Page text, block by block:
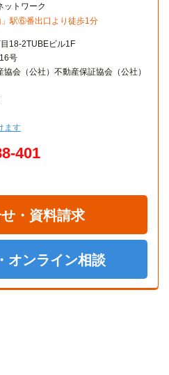
ットワーク
駅⑥番出口より徒歩1分
18-2TUBEビル1F
号
会（公社）不動産保証協会（公社）
ます
401
・資料請求
オンライン相談